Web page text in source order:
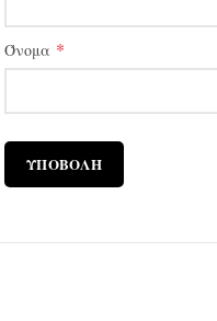
Όνομα *